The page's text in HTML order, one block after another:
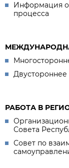
Информация о
процесса
Двустороннее
РАБОТА В
Совета
Совет по